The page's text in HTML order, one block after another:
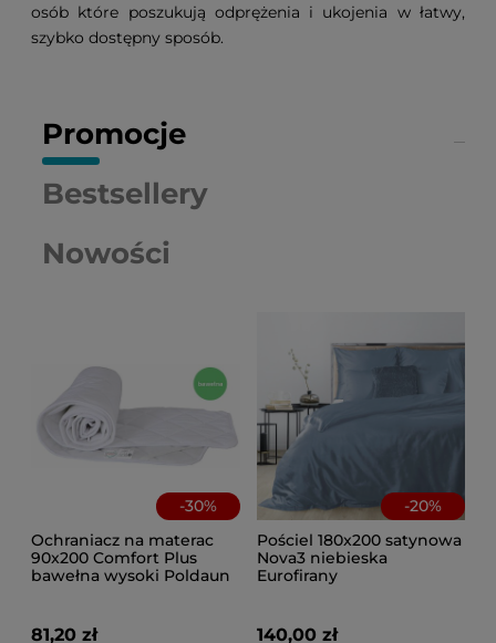
osób które poszukują odprężenia i ukojenia w łatwy,
szybko dostępny sposób.
Promocje
Nowości
Bestsellery
-30%
Ochraniacz na materac
90x200 Comfort Plus
bawełna wysoki Poldaun
81,20 zł
-20%
Pościel 180x200 satynowa
Nova3 niebieska
Eurofirany
140,00 zł